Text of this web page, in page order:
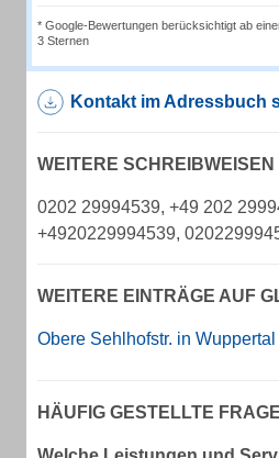
* Google-Bewertungen berücksichtigt ab
3 Sternen
Kontakt im Adressbuch
WEITERE
0202 29994539, +49 202
+4920229994539,
WEITERE EINTRÄGE AUF
Obere Sehlhofstr. in Wuppertal
HÄUFIG GESTELLTE